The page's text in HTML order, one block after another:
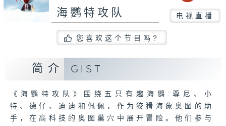
海鹦特攻队 电视直播
您喜欢这个节目吗?
简介 GIST
《海鹦特攻队》围绕五只有趣海鹦:尊尼、小
特、德仔、迪迪和佩佩，作为狡猾海象奥图的助
手，在高科技的奥图巢穴中展开冒险。他们参与